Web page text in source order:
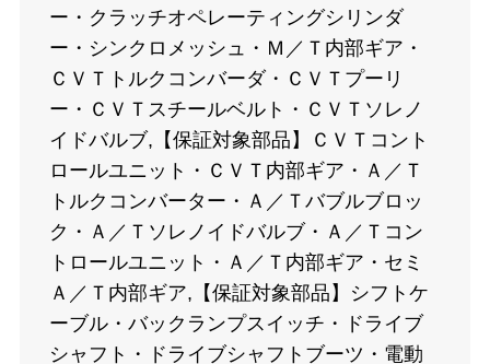
ー・クラッチオペレーティングシリンダ
ー・シンクロメッシュ・Ｍ／Ｔ内部ギア・
ＣＶＴトルクコンバーダ・ＣＶＴプーリ
ー・ＣＶＴスチールベルト・ＣＶＴソレノ
イドバルブ,【保証対象部品】ＣＶＴコント
ロールユニット・ＣＶＴ内部ギア・Ａ／Ｔ
トルクコンバーター・Ａ／Ｔバブルブロッ
ク・Ａ／Ｔソレノイドバルブ・Ａ／Ｔコン
トロールユニット・Ａ／Ｔ内部ギア・セミ
Ａ／Ｔ内部ギア,【保証対象部品】シフトケ
ーブル・バックランプスイッチ・ドライブ
シャフト・ドライブシャフトブーツ・電動